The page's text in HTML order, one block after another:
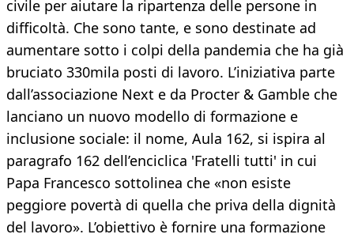
civile per aiutare la ripartenza delle persone in
difficoltà. Che sono tante, e sono destinate ad
aumentare sotto i colpi della pandemia che ha già
bruciato 330mila posti di lavoro. L’iniziativa parte
dall’associazione Next e da Procter & Gamble che
lanciano un nuovo modello di formazione e
inclusione sociale: il nome, Aula 162, si ispira al
paragrafo 162 dell’enciclica 'Fratelli tutti' in cui
Papa Francesco sottolinea che «non esiste
peggiore povertà di quella che priva della dignità
del lavoro». L’obiettivo è fornire una formazione